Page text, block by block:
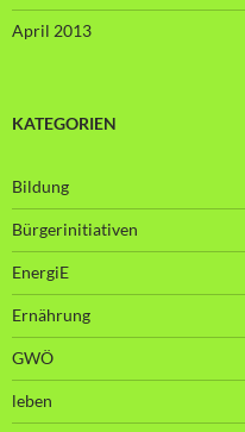
April 2013
KATEGORIEN
Bildung
Bürgerinitiativen
EnergiE
Ernährung
GWÖ
leben